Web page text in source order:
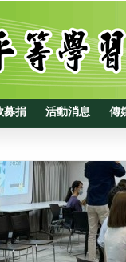
募捐 活動消息 傳